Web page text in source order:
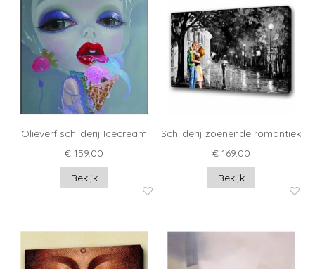
Olieverf schilderij Icecream
€ 159.00
Bekijk
Schilderij zoenende romantiek
€ 169.00
Bekijk